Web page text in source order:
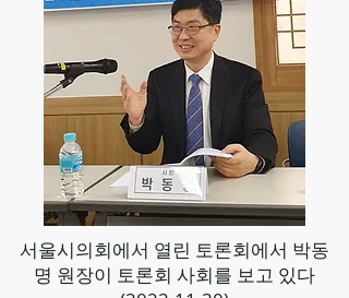
서울시의회에서 열린 토론회에서 박동
명 원장이 토론회 사회를 보고 있다